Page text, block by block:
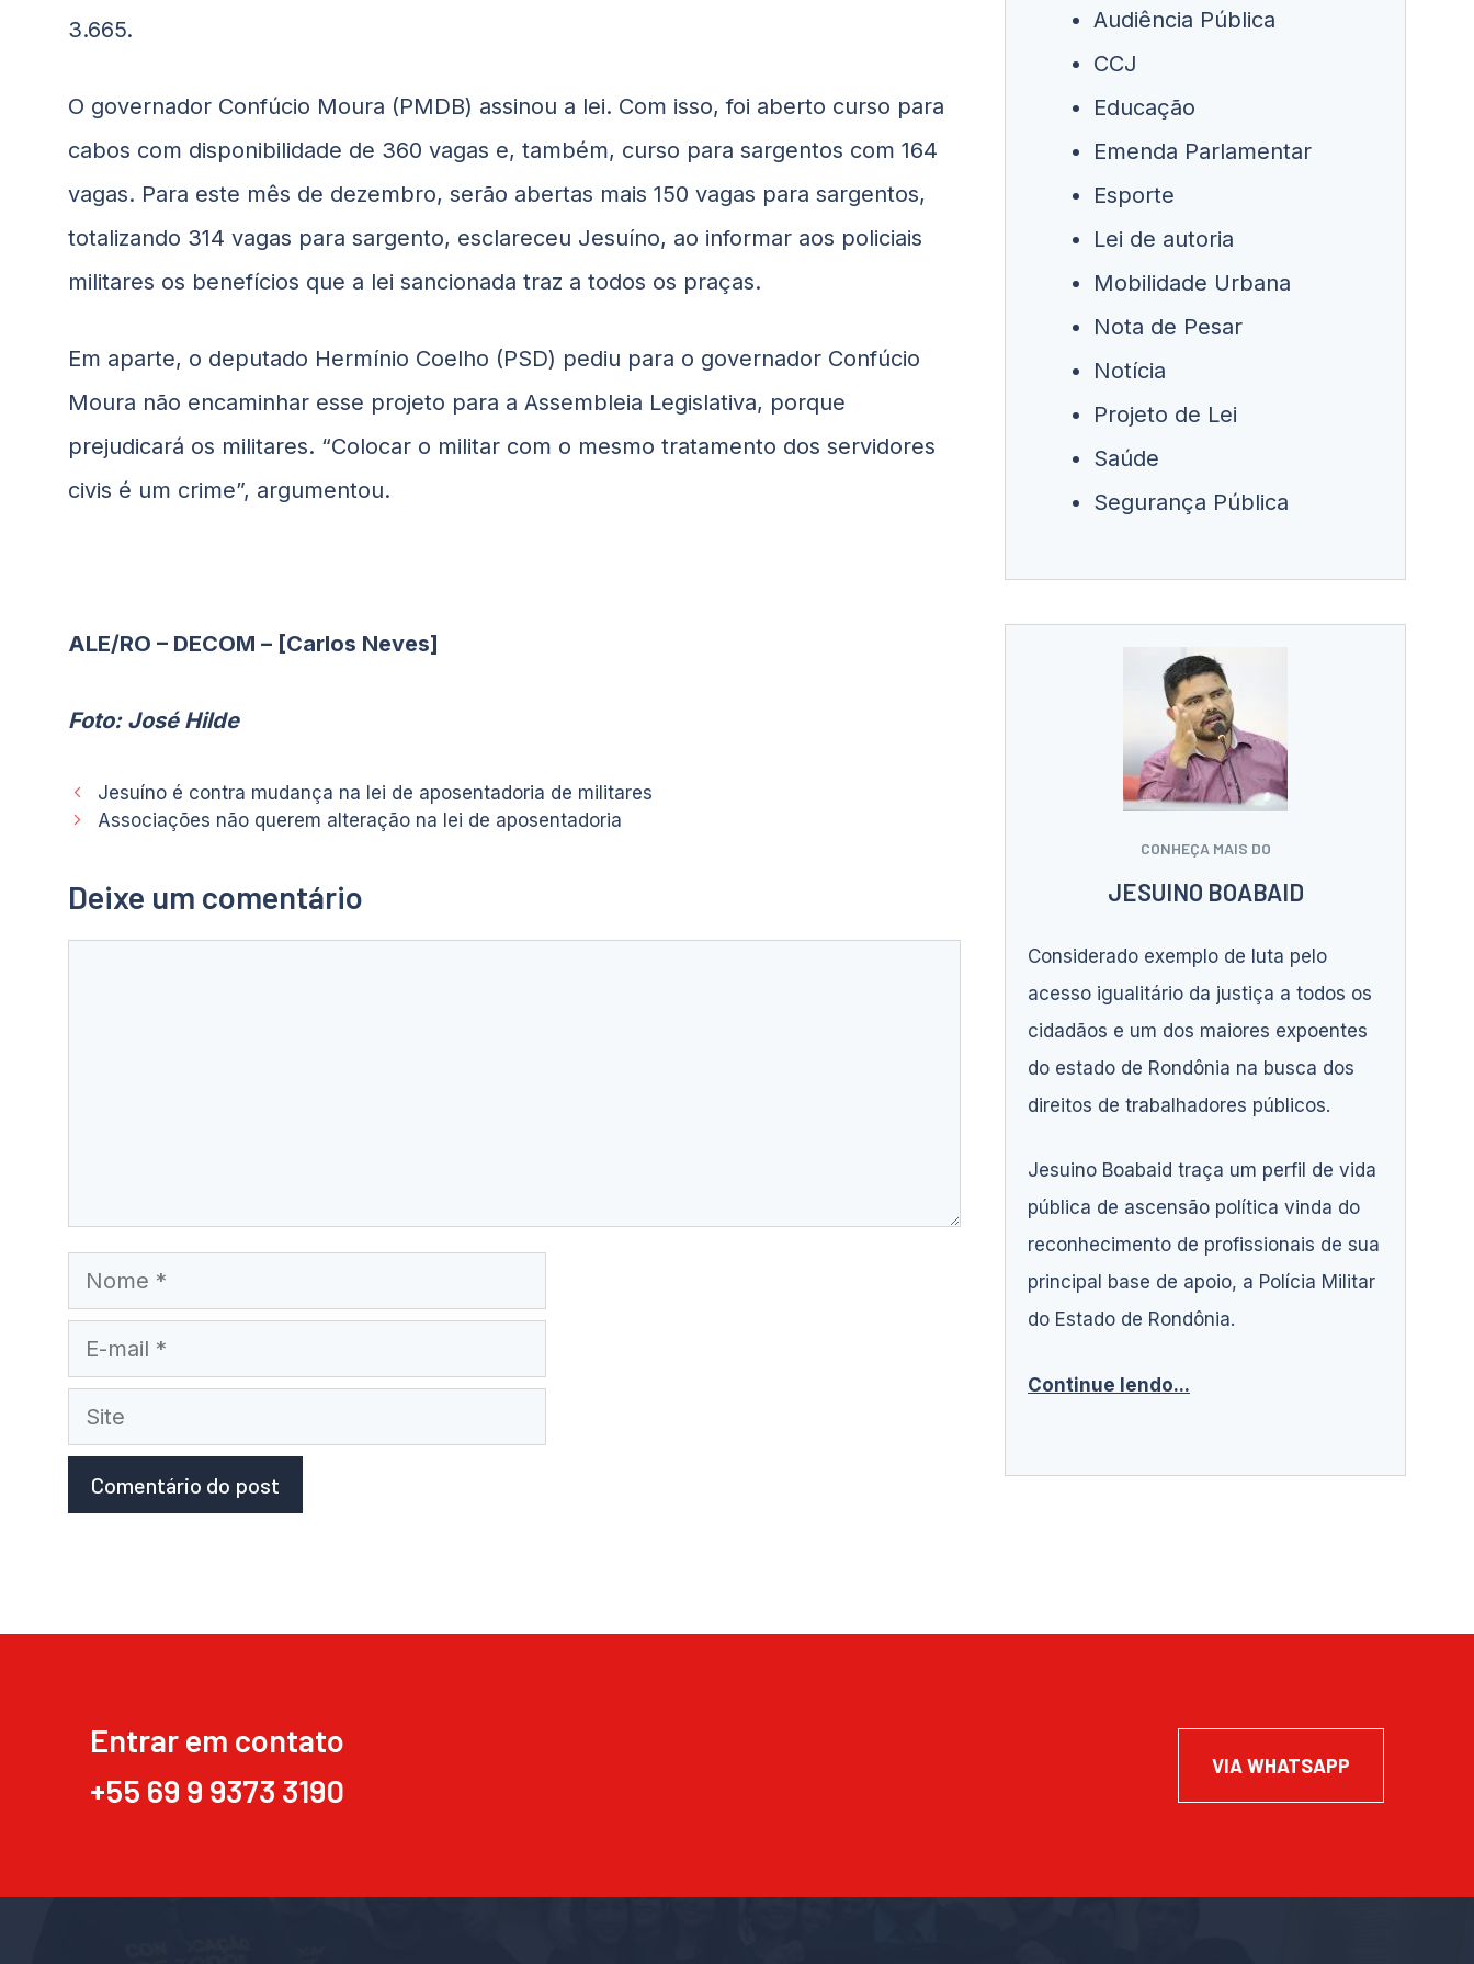
3.665.
O governador Confúcio Moura (PMDB) assinou a lei. Com isso, foi aberto curso para
cabos com disponibilidade de 360 vagas e, também, curso para sargentos com 164
vagas. Para este mês de dezembro, serão abertas mais 150 vagas para sargentos,
totalizando 314 vagas para sargento, esclareceu Jesuíno, ao informar aos policiais
militares os benefícios que a lei sancionada traz a todos os praças.
Em aparte, o deputado Hermínio Coelho (PSD) pediu para o governador Confúcio
Moura não encaminhar esse projeto para a Assembleia Legislativa, porque
prejudicará os militares. “Colocar o militar com o mesmo tratamento dos servidores
civis é um crime”, argumentou.
ALE/RO – DECOM – [Carlos Neves]
Foto: José Hilde
Jesuíno é contra mudança na lei de aposentadoria de militares
Associações não querem alteração na lei de aposentadoria
Deixe um comentário
Nome
E-
mail
Site
Audiência Pública
CCJ
Educação
Emenda Parlamentar
Esporte
Lei de autoria
Mobilidade Urbana
Nota de Pesar
Notícia
Projeto de Lei
Saúde
Segurança Pública
CONHEÇA MAIS DO
JESUINO BOABAID
Considerado exemplo de luta pelo
acesso igualitário da justiça a todos os
cidadãos e um dos maiores expoentes
do estado de Rondônia na busca dos
direitos de trabalhadores públicos.
Jesuino Boabaid traça um perfil de vida
pública de ascensão política vinda do
reconhecimento de profissionais de sua
principal base de apoio, a Polícia Militar
do Estado de Rondônia.
Continue lendo...
Entrar em contato
+55 69 9 9373 3190
VIA WHATSAPP